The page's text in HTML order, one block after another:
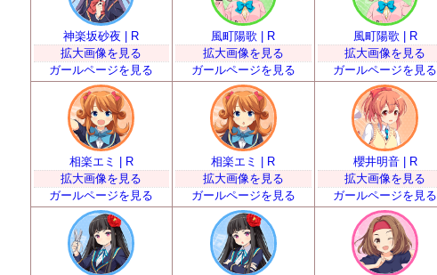
神楽坂砂夜 | R
拡大画像を見る
ガールページを見る
風町陽歌 | R
拡大画像を見る
ガールページを見る
風町陽歌 | R
拡大画像を見る
ガールページを見る
相楽エミ | R
拡大画像を見る
ガールページを見る
相楽エミ | R
拡大画像を見る
ガールページを見る
櫻井明音 | R
拡大画像を見る
ガールページを見る